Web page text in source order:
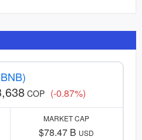
COP (-0.87%)
MARKET CAP
$78.47 B USD